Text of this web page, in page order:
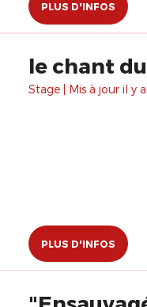
PLUS D'INFOS
le chant
Stage | Mis à jour il y
PLUS D'INFOS